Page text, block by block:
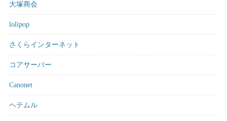
大塚商会
lolipop
さくらインターネット
コアサーバー
Canonet
ヘテムル